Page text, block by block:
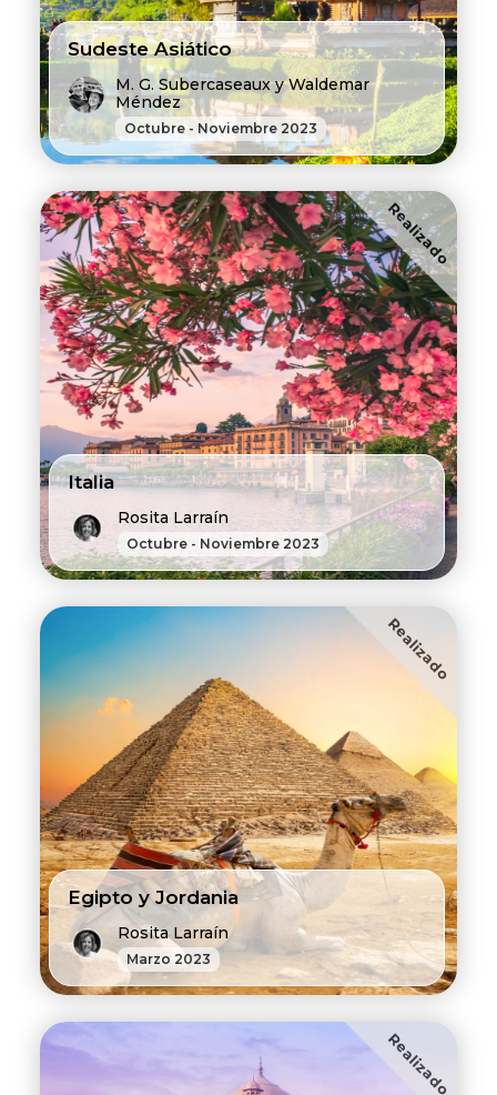
Sudeste Asiático
M. G. Subercaseaux y Waldemar
Méndez
Octubre - Noviembre 2023
Realizado
Italia
Rosita Larraín
Octubre - Noviembre 2023
Realizado
Egipto y Jordania
Rosita Larraín
Marzo 2023
Realizado